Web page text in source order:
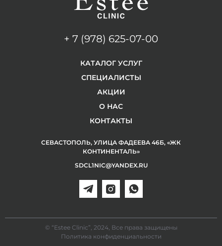
КАТАЛОГ УСЛУГ
СПЕЦИАЛИСТЫ
АКЦИИ
О НАС
КОНТАКТЫ
+ 7 (978) 625-07-00
СЕВАСТОПОЛЬ, УЛИЦА ФАДЕЕВА 46Б, «ЖК
КОНТИНЕНТАЛЬ»
SDCL1NIC@YANDEX.RU
© “Estee Clinic”, 2024, Все права защищены
Политика конфиденциальности